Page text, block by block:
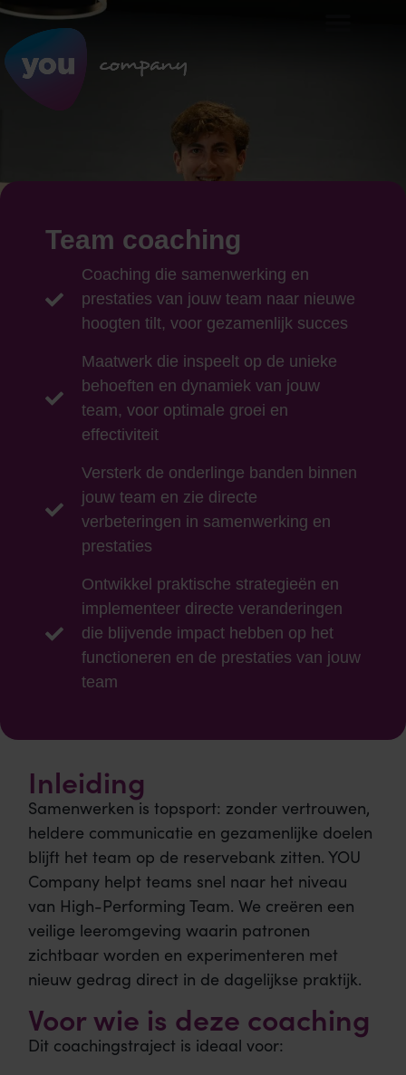
Team coaching
Coaching die samenwerking en
prestaties van jouw team naar nieuwe
hoogten tilt, voor gezamenlijk succes
Maatwerk die inspeelt op de unieke
behoeften en dynamiek van jouw
team, voor optimale groei en
effectiviteit
Versterk de onderlinge banden binnen
jouw team en zie directe
verbeteringen in samenwerking en
prestaties
Ontwikkel praktische strategieën en
implementeer directe veranderingen
die blijvende impact hebben op het
functioneren en de prestaties van jouw
team
Inleiding
Samenwerken is topsport: zonder vertrouwen,
heldere communicatie en gezamenlijke doelen
blijft het team op de reservebank zitten. YOU
Company helpt teams snel naar het niveau
van High-Performing Team. We creëren een
veilige leeromgeving waarin patronen
zichtbaar worden en experimenteren met
nieuw gedrag direct in de dagelijkse praktijk.
Voor wie is deze coaching
Dit coachingstraject is ideaal voor: